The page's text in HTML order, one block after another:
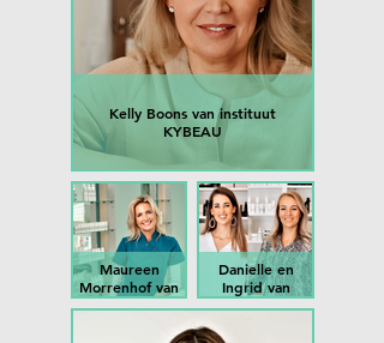
Kelly Boons van instituut
KYBEAU
Maureen
Morrenhof van
SKINSS
Danielle en
Ingrid van
HUIDVISIE